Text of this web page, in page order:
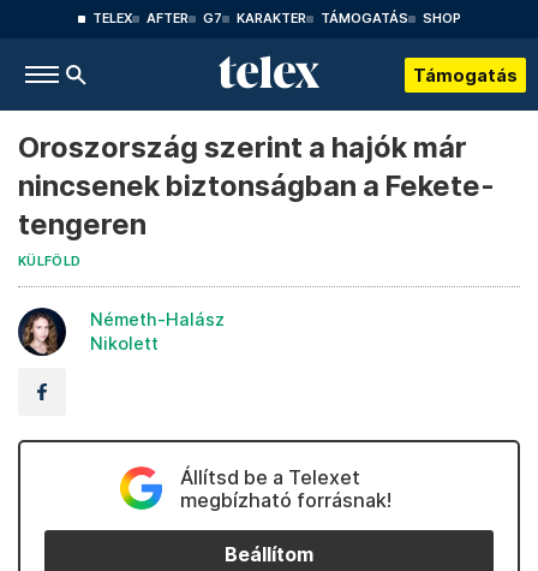
TELEX AFTER G7 KARAKTER TÁMOGATÁS SHOP
Támogatás
Oroszország szerint a hajók már
nincsenek biztonságban a Fekete-
tengeren
KÜLFÖLD
Németh-Halász
Nikolett
Állítsd be a Telexet
megbízható forrásnak!
Beállítom